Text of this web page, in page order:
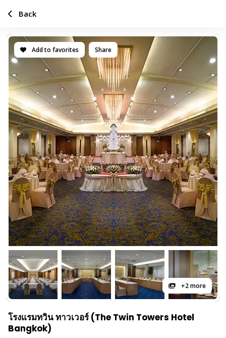
Add to favorites Share
+2 more
โรงแรมทวิน ทาวเวอร์ (The Twin Towers Hotel
Bangkok)
Back